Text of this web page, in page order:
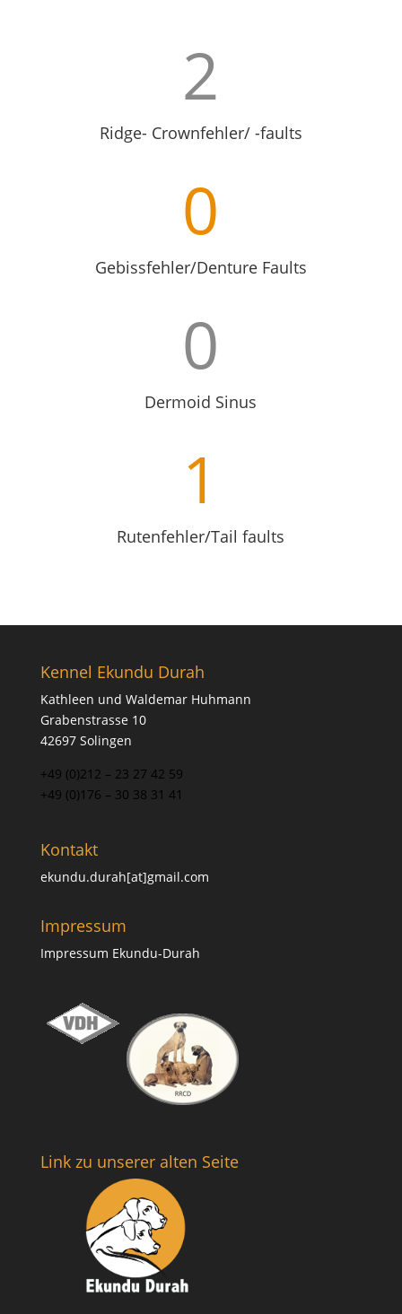
2
Ridge- Crownfehler/ -faults
0
Gebissfehler/Denture Faults
0
Dermoid Sinus
1
Rutenfehler/Tail faults
Kennel Ekundu Durah
Kathleen und Waldemar Huhmann
Grabenstrasse 10
42697 Solingen
+49 (0)212 – 23 27 42 59
+49 (0)176 – 30 38 31 41
Kontakt
ekundu.durah[at]gmail.com
Impressum
Impressum Ekundu-Durah
Link zu unserer alten Seite